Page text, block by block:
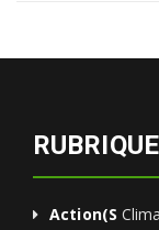
Action(s